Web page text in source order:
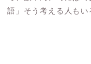
語」そう考える人もい